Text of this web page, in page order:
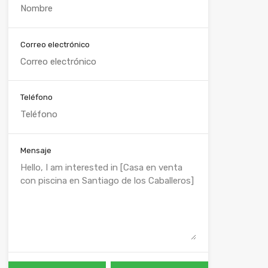
Correo electrónico
Teléfono
Mensaje